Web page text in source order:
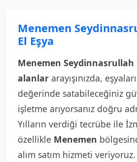
Menemen
El Eşya
Menemen Seydinnasrullah
alanlar arayışınızda,
değerinde satabileceğiniz
işletme arıyorsanız doğru
Yılların verdiği tecrübe ile
özellikle Menemen
alım satım hizmeti